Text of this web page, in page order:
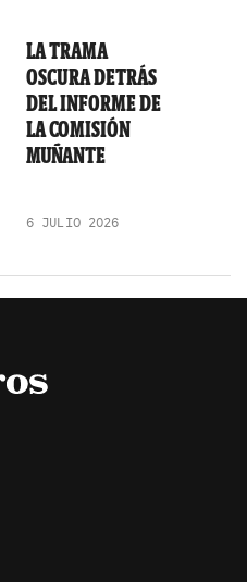
LA TRAMA
OSCURA DETRÁS
DEL INFORME DE
LA COMISIÓN
MUÑANTE
6 JULIO 2026